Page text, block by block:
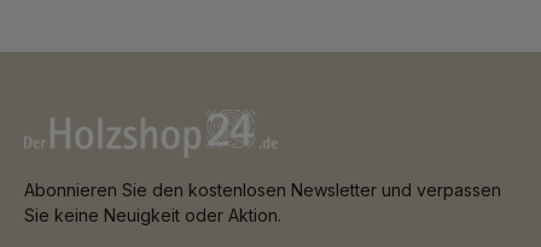
Abonnieren Sie den kostenlosen Newsletter und verpassen
Sie keine Neuigkeit oder Aktion.